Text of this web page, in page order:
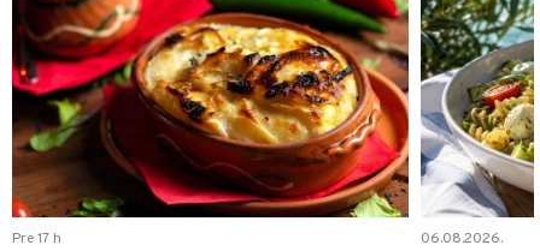
Pre 17 h 06.08.2026.